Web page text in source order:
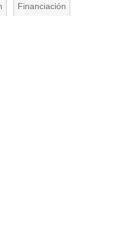
Financiación